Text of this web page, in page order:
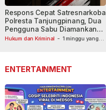
Hukum dan Kriminal - 1 minggu yang
Respons Cepat Satresnarkoba
Polresta Tanjungpinang, Dua
Pengguna Sabu Diamankan
Usai Dilaporkan ke Call Center
ENTERTAINMENT